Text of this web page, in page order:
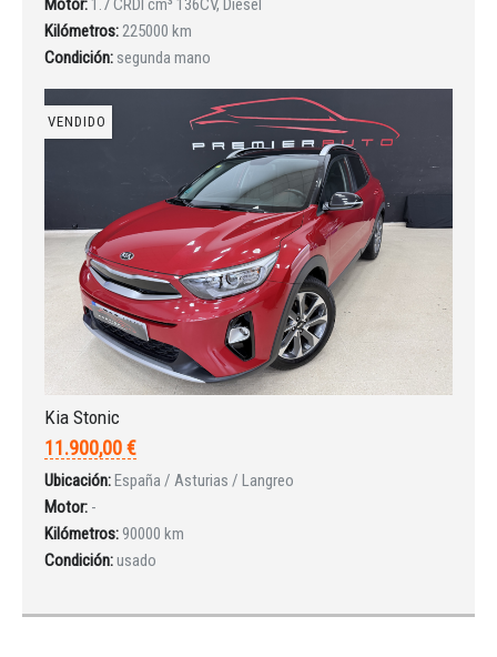
Motor: 1.7 CRDI cm³ 136CV, Diésel
Kilómetros:225000 km
Condición: segunda mano
VENDIDO
Kia Stonic
11.900,00 €
Ubicación:España / Asturias / Langreo
Motor: -
Kilómetros:90000 km
Condición:usado